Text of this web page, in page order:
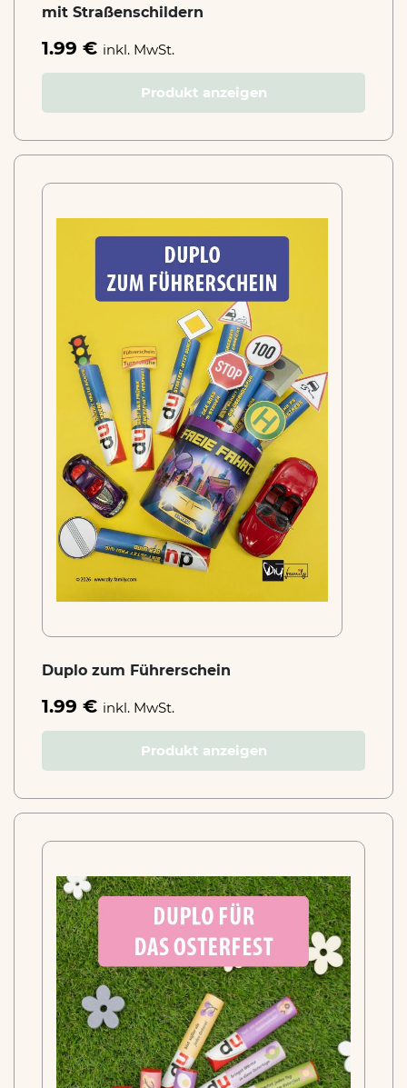
mit Straßenschildern
1.99 € inkl. MwSt.
Produkt anzeigen
Duplo zum Führerschein
1.99 € inkl. MwSt.
Produkt anzeigen